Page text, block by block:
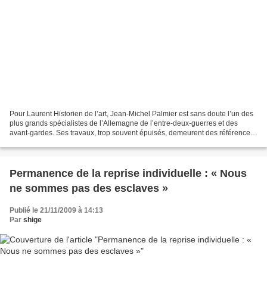
Pour Laurent Historien de l’art, Jean-Michel Palmier est sans doute l’un des
plus grands spécialistes de l’Allemagne de l’entre-deux-guerres et des
avant-gardes. Ses travaux, trop souvent épuisés, demeurent des références
Permanence de la reprise individuelle : « Nous
ne sommes pas des esclaves »
Publié le 21/11/2009 à 14:13
Par shige